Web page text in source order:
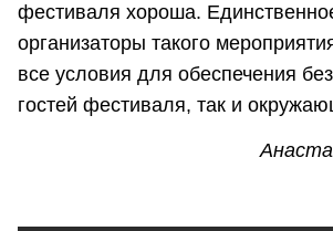
фестиваля хороша.
организаторы такого
все условия для обеспечения
гостей фестиваля, так и